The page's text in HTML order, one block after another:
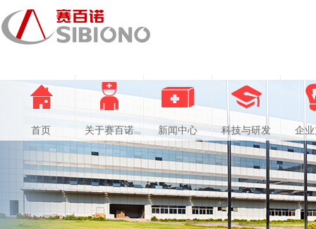
首页 关于赛百诺 新闻中心 科技与研发 企